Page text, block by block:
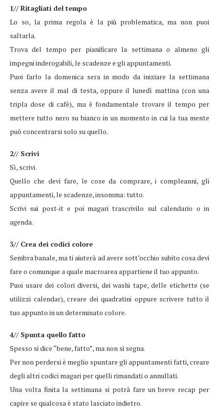
1// Ritagliati del tempo
Lo so, la prima regola è la più problematica, ma non puoi
saltarla.
Trova del tempo per pianificare la settimana o almeno gli
impegni inderogabili, le scadenze e gli appuntamenti.
Puoi farlo la domenica sera in modo da iniziare la settimana
senza avere il mal di testa, oppure il lunedì mattina (con una
tripla dose di cafè), ma è fondamentale trovare il tempo per
mettere tutto nero su bianco in un momento in cui la tua mente
può concentrarsi solo su quello.
2// Scrivi
Sì, scrivi.
Quello che devi fare, le cose da comprare, i compleanni, gli
appuntamenti, le scadenze, insomma: tutto.
Scrivi sui post-it e poi magari trascrivilo sul calendario o in
agenda.
3// Crea dei codici colore
Sembra banale, ma ti aiuterà ad avere sott’occhio subito cosa devi
fare o comunque a quale macroarea appartiene il tuo appunto.
Puoi usare dei colori diversi, dei washi tape, delle etichette (se
utilizzi calendar), creare dei quadratini oppure scrivere tutto il
tuo appunto in un determinato colore.
4// Spunta quello fatto
Spesso si dice “bene, fatto”, ma non si segna.
Per non perdersi è meglio spuntare gli appuntamenti fatti, creare
degli altri codici magari per quelli rimandati o annullati.
Una volta finita la settimana si potrà fare un breve recap per
capire se qualcosa è stato lasciato indietro.